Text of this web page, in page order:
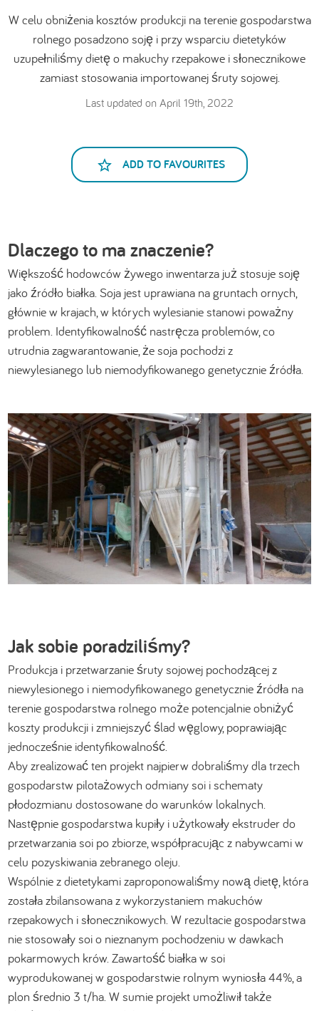
W celu obniżenia kosztów produkcji na terenie gospodarstwa
rolnego posadzono soję i przy wsparciu dietetyków
uzupełniliśmy dietę o makuchy rzepakowe i słonecznikowe
zamiast stosowania importowanej śruty sojowej.
Last updated on April 19th, 2022
ADD TO FAVOURITES
Dlaczego to ma znaczenie?
Większość hodowców żywego inwentarza już stosuje soję
jako źródło białka. Soja jest uprawiana na gruntach ornych,
głównie w krajach, w których wylesianie stanowi poważny
problem. Identyfikowalność nastręcza problemów, co
utrudnia zagwarantowanie, że soja pochodzi z
niewylesianego lub niemodyfikowanego genetycznie źródła.
Jak sobie poradziliśmy?
Produkcja i przetwarzanie śruty sojowej pochodzącej z
niewylesionego i niemodyfikowanego genetycznie źródła na
terenie gospodarstwa rolnego może potencjalnie obniżyć
koszty produkcji i zmniejszyć ślad węglowy, poprawiając
jednocześnie identyfikowalność.
Aby zrealizować ten projekt najpierw dobraliśmy dla trzech
gospodarstw pilotażowych odmiany soi i schematy
płodozmianu dostosowane do warunków lokalnych.
Następnie gospodarstwa kupiły i użytkowały ekstruder do
przetwarzania soi po zbiorze, współpracując z nabywcami w
celu pozyskiwania zebranego oleju.
Wspólnie z dietetykami zaproponowaliśmy nową dietę, która
została zbilansowana z wykorzystaniem makuchów
rzepakowych i słonecznikowych. W rezultacie gospodarstwa
nie stosowały soi o nieznanym pochodzeniu w dawkach
pokarmowych krów. Zawartość białka w soi
wyprodukowanej w gospodarstwie rolnym wyniosła 44%, a
plon średnio 3 t/ha. W sumie projekt umożliwił także